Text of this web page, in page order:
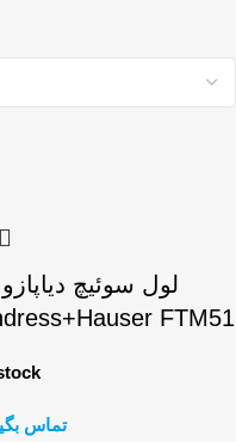
لول سوئیچ
FTM51
تماس